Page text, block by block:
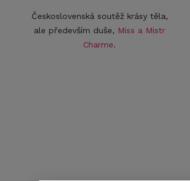
Československá soutěž krásy těla,
ale především duše, Miss a Mistr
Charme.